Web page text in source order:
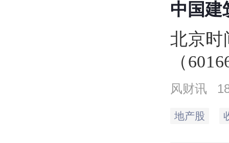
中国建
北京时
（
同）
收盘
风财讯
地产股